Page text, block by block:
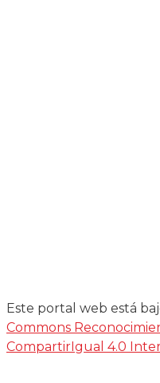
Este portal web está
Commons
CompartirIgual 4.0